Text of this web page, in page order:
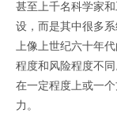
甚至上千名科学家
设，而是其中很多
上像上世纪六十年
程度和风险程度不
在一定程度上或一
力。